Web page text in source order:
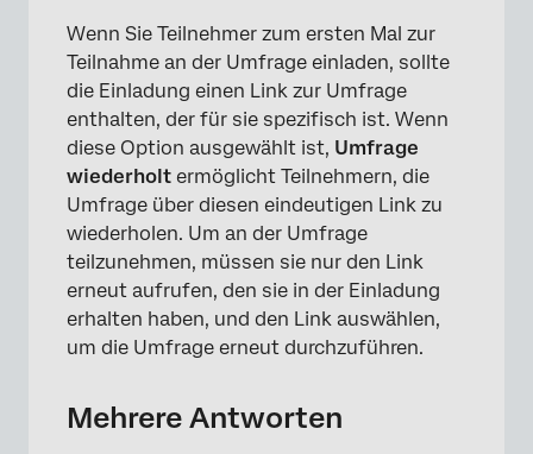
×
Wenn Sie Teilnehmer zum ersten Mal zur
Teilnahme an der Umfrage einladen, sollte
die Einladung einen Link zur Umfrage
enthalten, der für sie spezifisch ist. Wenn
diese Option ausgewählt ist, Umfrage
wiederholt ermöglicht Teilnehmern, die
Umfrage über diesen eindeutigen Link zu
wiederholen. Um an der Umfrage
teilzunehmen, müssen sie nur den Link
erneut aufrufen, den sie in der Einladung
erhalten haben, und den Link auswählen,
um die Umfrage erneut durchzuführen.
Mehrere Antworten